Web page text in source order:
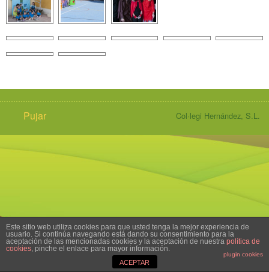
Contacte
SEPIE
ERASMUS +
Projectes
Pujar Col·legi Hernández, S.L.
Este sitio web utiliza cookies para que usted tenga la mejor experiencia de
usuario. Si continúa navegando está dando su consentimiento para la
aceptación de las mencionadas cookies y la aceptación de nuestra política de
cookies, pinche el enlace para mayor información.
plugin cookies
ACEPTAR